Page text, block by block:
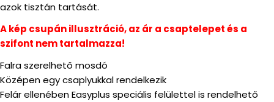
azok tisztán tartását.
A kép csupán illusztráció, az ár a csaptelepet és a
szifont nem tartalmazza!
Falra szerelhető mosdó
Középen egy csaplyukkal rendelkezik
Felár ellenében Easyplus speciális felülettel is rendelhető